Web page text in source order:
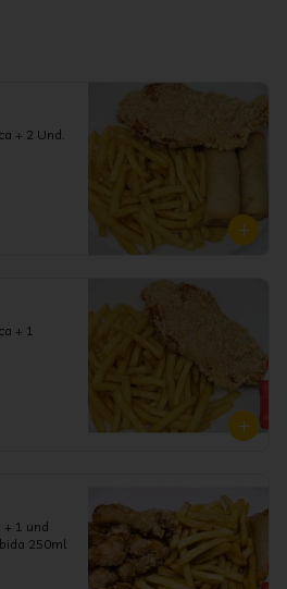
+ 2 Und.
+ 1
+ 1 und
250ml